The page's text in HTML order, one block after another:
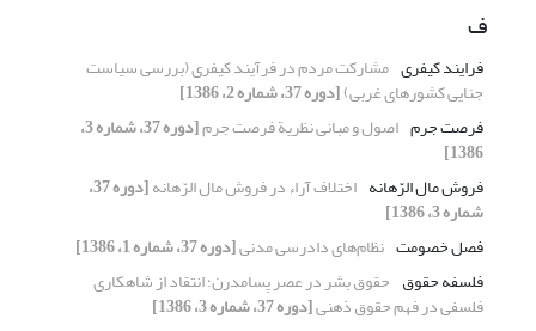
ف
فرایند کیفری مشارکت مردم در فرآیند کیفری (بررسی سیاست
جنایی کشورهای غربی)[دوره 37، شماره 2، 1386]
فرصت جرم اصول و مبانی نظریة فرصت جرم [دوره 37، شماره 3،
1386]
فروش مال الرّهانه اختلاف آراء در فروش مال الرّهانه [دوره 37،
شماره 3، 1386]
فصل خصومت نظام‌های دادرسی مدنی[دوره 37، شماره 1، 1386]
فلسفه حقوق حقوق بشر در عصر پسامدرن؛ انتقاد از شاهکاری
فلسفی در فهم حقوق ذهنی[دوره 37، شماره 3، 1386]